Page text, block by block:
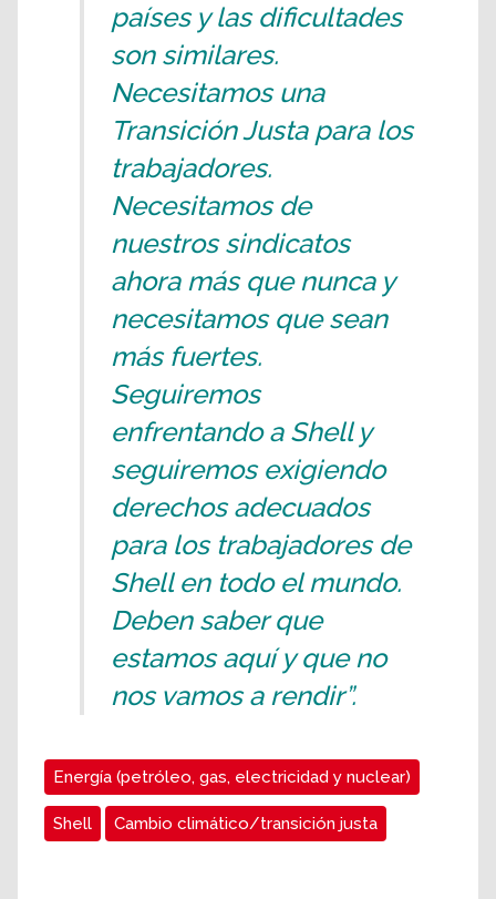
países y las dificultades
son similares.
Necesitamos una
Transición Justa para los
trabajadores.
Necesitamos de
nuestros sindicatos
ahora más que nunca y
necesitamos que sean
más fuertes.
Seguiremos
enfrentando a Shell y
seguiremos exigiendo
derechos adecuados
para los trabajadores de
Shell en todo el mundo.
Deben saber que
estamos aquí y que no
nos vamos a rendir”.
Energía (petróleo, gas, electricidad y nuclear)
Shell Cambio climático/transición justa